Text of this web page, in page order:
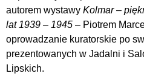
autorem wystawy Kolmar –
lat 1939 – 1945 – Piotrem
oprowadzanie kuratorskie po
prezentowanych w Jadalni i
Lipskich.